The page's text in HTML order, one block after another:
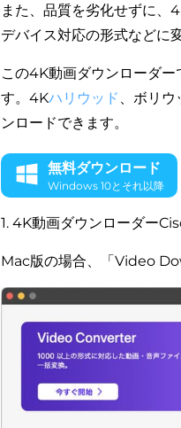
また、品質を劣化せずに
デバイス対応の形式などに
この4K動画ダウンローダ
す。4Kハリウッド 、ボリ
ンロードできます。
無料ダウンロード
Windows 10とそれ以降
1. 4K動画ダウンローダー
Mac版の場合、「Video